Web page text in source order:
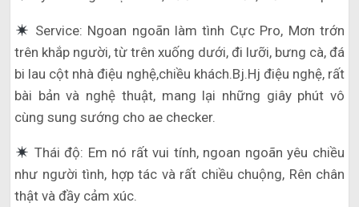
Service: Ngoan ngoãn làm tình Cực Pro, Mơn trớn
trên khắp người, từ trên xuống dưới, đi lưỡi, bưng cà, đá
bi lau cột nhà điệu nghệ,chiều khách.Bj.Hj điệu nghệ, rất
bài bản và nghệ thuật, mang lại những giây phút vô
cùng sung sướng cho ae checker.
Thái độ: Em nó rất vui tính, ngoan ngoãn yêu chiều
như người tình, hợp tác và rất chiều chuộng, Rên chân
thật và đầy cảm xúc.